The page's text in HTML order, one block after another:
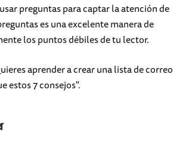
preguntas para captar la atención de
es una excelente manera de
los puntos débiles de tu lector.
aprender a crear una lista de correo
estos 7 consejos".